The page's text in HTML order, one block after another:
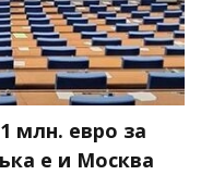
млн. евро за
е и Москва